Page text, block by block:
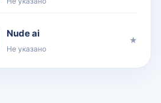
Nude ai
Не указано
★